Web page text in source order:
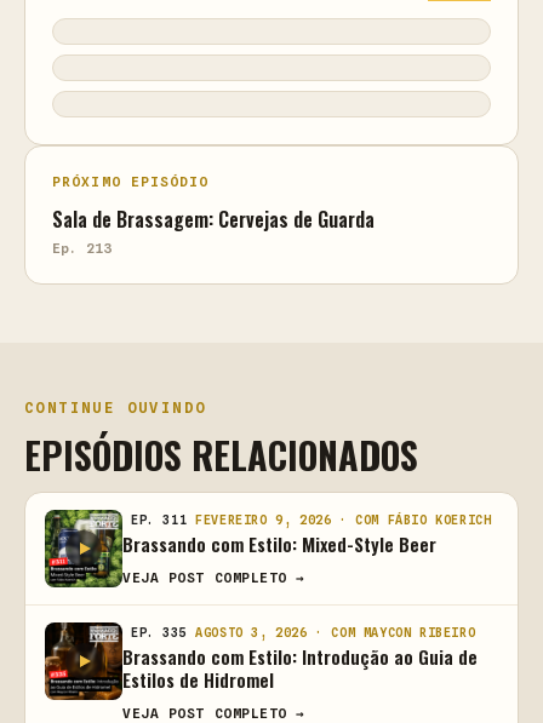
PRÓXIMO EPISÓDIO
Sala de Brassagem: Cervejas de Guarda
Ep. 213
CONTINUE OUVINDO
EPISÓDIOS RELACIONADOS
EP. 311 FEVEREIRO 9, 2026 · COM FÁBIO KOERICH
Brassando com Estilo: Mixed-Style Beer
VEJA POST COMPLETO →
EP. 335 AGOSTO 3, 2026 · COM MAYCON RIBEIRO
Brassando com Estilo: Introdução ao Guia de
Estilos de Hidromel
VEJA POST COMPLETO →